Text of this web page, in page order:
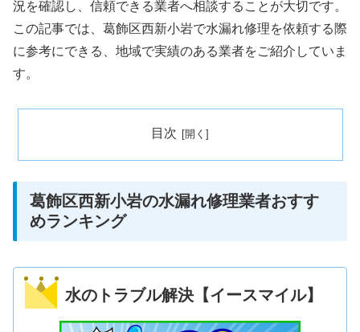
況を確認し、信頼できる業者へ相談することが大切です。
この記事では、葛飾区西新小岩で水漏れ修理を依頼する際
に参考にできる、地域で実績のある業者をご紹介していま
す。
目次
葛飾区西新小岩の水漏れ修理業者おすす
めランキング
水のトラブル解決【イースマイル】